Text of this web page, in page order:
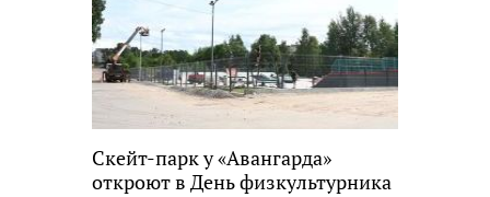
Скейт-парк у «Авангарда»
откроют в День физкультурника